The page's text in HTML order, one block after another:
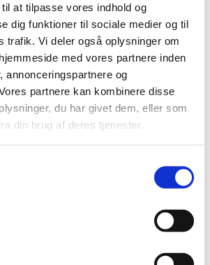
at tilpasse vores indhold og
dig funktioner til sociale medier og til
trafik. Vi deler også oplysninger om
med vores partnere inden
annonceringspartnere og
partnere kan kombinere disse
du har givet dem, eller som
din brug af deres tjenester.
2026, kl. 17:00
Kirkepladsen 1, 2600